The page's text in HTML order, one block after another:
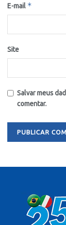
E-mail *
Site
Salvar meus
comentar.